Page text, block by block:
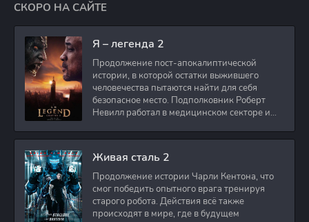
СКОРО НА САЙТЕ
Я – легенда 2
Продолжение пост-апокалиптической
истории, в которой остатки выжившего
человечества пытаются найти для себя
безопасное место. Подполковник Роберт
Невилл работал в медицинском секторе и
Живая сталь 2
Продолжение истории Чарли Кентона, что
смог победить опытного врага тренируя
старого робота. Действия всё также
происходят в мире, где в будущем